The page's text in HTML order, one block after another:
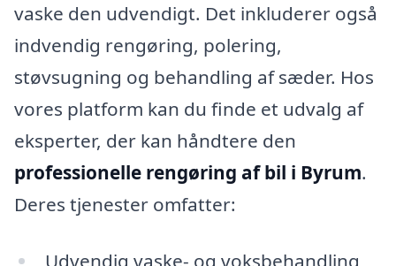
vaske den udvendigt. Det inkluderer også
indvendig rengøring, polering,
støvsugning og behandling af sæder. Hos
vores platform kan du finde et udvalg af
eksperter, der kan håndtere den
professionelle rengøring af bil i Byrum.
Deres tjenester omfatter:
Udvendig vaske- og voksbehandling